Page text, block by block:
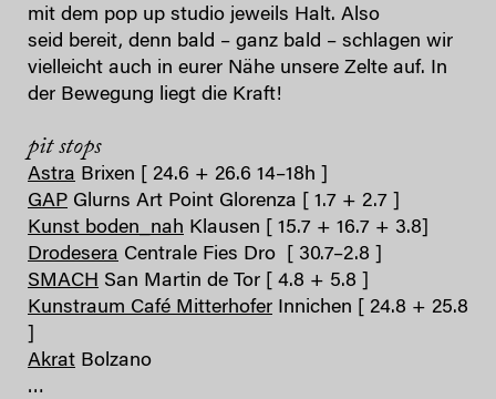
mit dem pop up studio jeweils Halt. Also
seid bereit, denn bald – ganz bald – schlagen wir
vielleicht auch in eurer Nähe unsere Zelte auf. In
der Bewegung liegt die Kraft!
pit stops
Astra Brixen [ 24.6 + 26.6 14–18h ]
GAP Glurns Art Point Glorenza [ 1.7 + 2.7 ]
Kunst boden_nah Klausen [ 15.7 + 16.7 + 3.8]
Drodesera Centrale Fies Dro [ 30.7–2.8 ]
SMACH San Martin de Tor [ 4.8 + 5.8 ]
Kunstraum Café Mitterhofer Innichen [ 24.8 + 25.8
Akrat Bolzano
…